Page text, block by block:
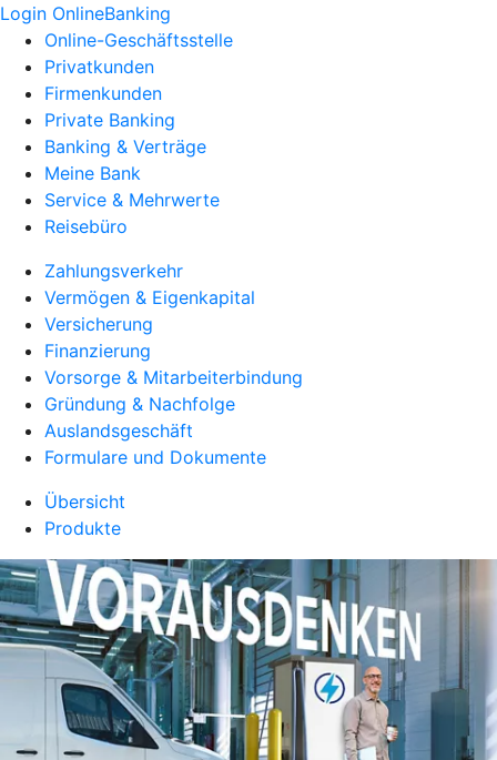
Login OnlineBanking
Online-Geschäftsstelle
Privatkunden
Firmenkunden
Private Banking
Banking & Verträge
Meine Bank
Service & Mehrwerte
Reisebüro
Zahlungsverkehr
Vermögen & Eigenkapital
Versicherung
Finanzierung
Vorsorge & Mitarbeiterbindung
Gründung & Nachfolge
Auslandsgeschäft
Formulare und Dokumente
Übersicht
Produkte